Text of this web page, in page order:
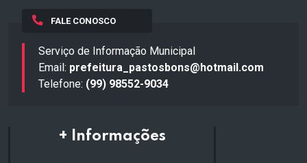
FALE CONOSCO
Serviço de Informação Municipal
Email: prefeitura_pastosbons@hotmail.com
Telefone: (99) 98552-9034
+ Informações